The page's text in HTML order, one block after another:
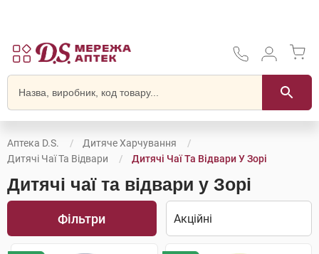
Аптека D.S.
Дитяче Харчування
Дитячі Чаї Та Відвари
Дитячі Чаї Та Відвари У Зорі
Дитячі чаї та відвари у Зорі
Фільтри